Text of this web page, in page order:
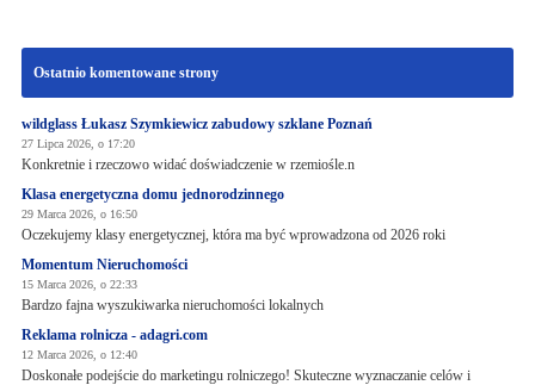
Ostatnio komentowane strony
wildglass Łukasz Szymkiewicz zabudowy szklane Poznań
27 Lipca 2026, o 17:20
Konkretnie i rzeczowo widać doświadczenie w rzemiośle.n
Klasa energetyczna domu jednorodzinnego
29 Marca 2026, o 16:50
Oczekujemy klasy energetycznej, która ma być wprowadzona od 2026 roki
Momentum Nieruchomości
15 Marca 2026, o 22:33
Bardzo fajna wyszukiwarka nieruchomości lokalnych
Reklama rolnicza - adagri.com
12 Marca 2026, o 12:40
Doskonałe podejście do marketingu rolniczego! Skuteczne wyznaczanie celów i